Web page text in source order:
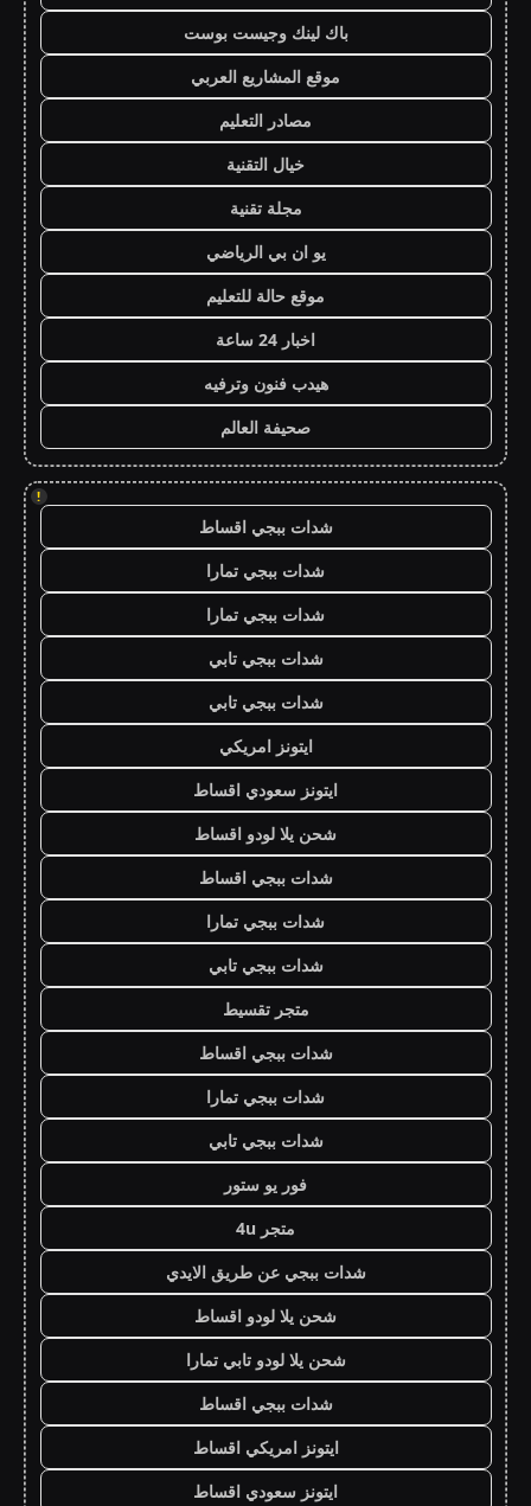
باك لينك وجيست بوست
موقع المشاريع العربي
مصادر التعليم
خيال التقنية
مجلة تقنية
يو ان بي الرياضي
موقع حالة للتعليم
اخبار 24 ساعة
هيدب فنون وترفيه
صحيفة العالم
!
شدات ببجي اقساط
شدات ببجي تمارا
شدات ببجي تمارا
شدات ببجي تابي
شدات ببجي تابي
ايتونز امريكي
ايتونز سعودي اقساط
شحن يلا لودو اقساط
شدات ببجي اقساط
شدات ببجي تمارا
شدات ببجي تابي
متجر تقسيط
شدات ببجي اقساط
شدات ببجي تمارا
شدات ببجي تابي
فور يو ستور
متجر 4u
شدات ببجي عن طريق الايدي
شحن يلا لودو اقساط
شحن يلا لودو تابي تمارا
شدات ببجي اقساط
ايتونز امريكي اقساط
ايتونز سعودي اقساط